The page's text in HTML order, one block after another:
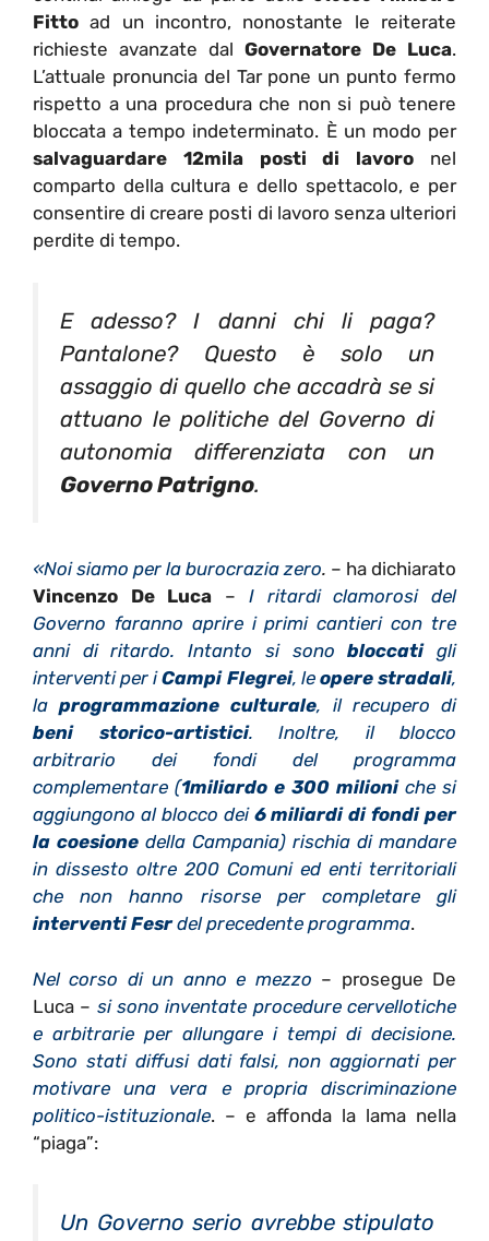
Fitto ad un incontro, nonostante le reiterate
richieste avanzate dal Governatore De Luca.
L’attuale pronuncia del Tar pone un punto fermo
rispetto a una procedura che non si può tenere
bloccata a tempo indeterminato. È un modo per
salvaguardare 12mila posti di lavoro nel
comparto della cultura e dello spettacolo, e per
consentire di creare posti di lavoro senza ulteriori
perdite di tempo.
E adesso? I danni chi li paga?
Pantalone? Questo è solo un
assaggio di quello che accadrà se si
attuano le politiche del Governo di
autonomia differenziata con un
Governo Patrigno.
«Noi siamo per la burocrazia zero. – ha dichiarato
Vincenzo De Luca – I ritardi clamorosi del
Governo faranno aprire i primi cantieri con tre
anni di ritardo. Intanto si sonobloccatigli
interventi per iCampi Flegrei, le opere stradali,
laprogrammazione culturale, il recupero di
beni storico-artistici. Inoltre, il blocco
arbitrario dei fondi del programma
complementare (1miliardo e 300 milioniche si
aggiungono al blocco dei6 miliardi di fondi per
la coesione della Campania) rischia di mandare
in dissesto oltre 200 Comuni ed enti territoriali
che non hanno risorse per completare gli
interventi Fesrdel precedente programma.
Nel corso di un anno e mezzo – prosegue De
Luca – si sono inventate procedure cervellotiche
e arbitrarie per allungare i tempi di decisione.
Sono stati diffusi dati falsi, non aggiornati per
motivare una vera e propria discriminazione
politico-istituzionale. – e affonda la lama nella
“piaga”:
Un Governo serio avrebbe stipulato